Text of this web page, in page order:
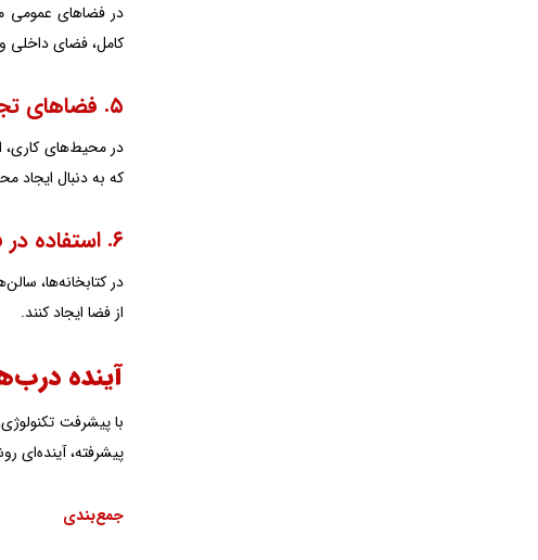
در فضاهای عمومی
کامل، فضای داخلی
۵. فضاهای تجاری و اداری
در محیط‌های کاری،
که به دنبال ایجاد
۶. استفاده در فضاهای آموزشی و فرهنگی
در کتابخانه‌ها،
از فضا ایجاد کنند.
آینده
با پیشرفت
پیشرفته، آینده‌ای
جمع‌بندی